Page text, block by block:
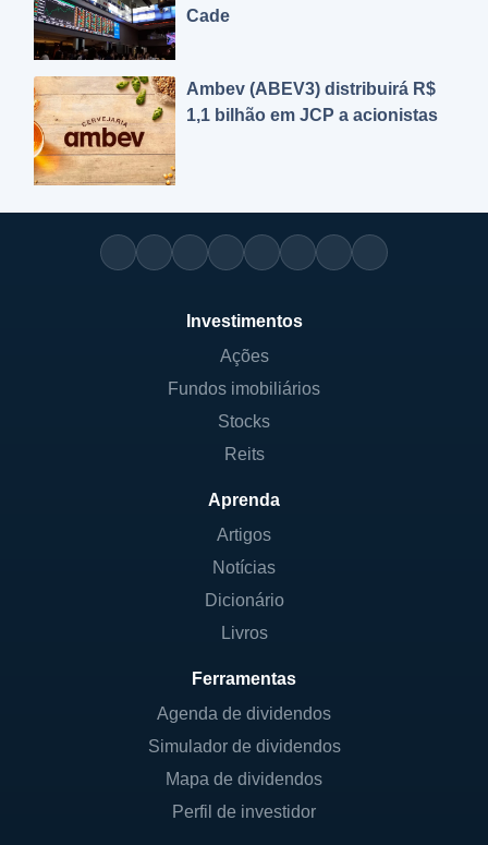
Cade
Ambev (ABEV3) distribuirá R$
1,1 bilhão em JCP a acionistas
Investimentos
Ações
Fundos imobiliários
Stocks
Reits
Aprenda
Artigos
Notícias
Dicionário
Livros
Ferramentas
Agenda de dividendos
Simulador de dividendos
Mapa de dividendos
Perfil de investidor